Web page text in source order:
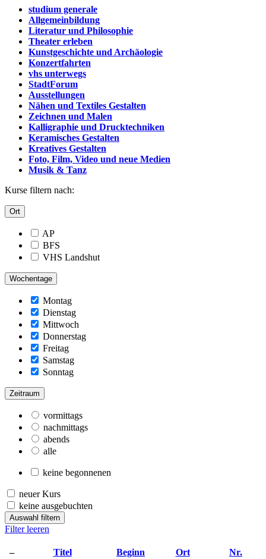
studium generale
Allgemeinbildung
Literatur und Philosophie
Theater erleben
Kunstgeschichte und Archäologie
Konzertfahrten
vhs unterwegs
StadtForum
Ausstellungen
Nähen und Textiles Gestalten
Zeichnen und Malen
Kalligraphie und Drucktechniken
Keramisches Gestalten
Kreatives Gestalten
Foto, Film, Video und neue Medien
Musik & Tanz
Kurse filtern nach:
Ort
AP
BFS
VHS Landshut
Wochentage
Montag
Dienstag
Mittwoch
Donnerstag
Freitag
Samstag
Sonntag
Zeitraum
vormittags
nachmittags
abends
alle
keine begonnenen
neuer Kurs
keine ausgebuchten
Auswahl filtern
Filter leeren
– Titel Beginn Ort
Nr.